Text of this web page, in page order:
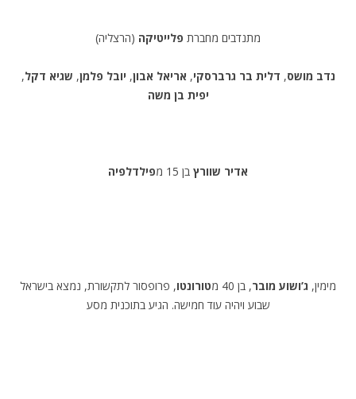
מתנדבים מחברת פלייטיקה (הרצליה)
נדב מושס, דלית בר גרברסקי, אריאל אבון, יובל פלמן, שגיא דקל,
יפית בן משה
אדיר שוורץ בן 15 מ פילדלפיה
מימין, ג’ושוע מובר, בן 40 מ טורונטו, פרופסור לתקשורת, נמצא בישראל
שבוע ויהיה עוד חמישה. הגיע בתוכנית מסע